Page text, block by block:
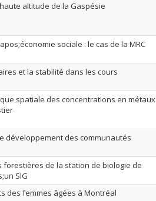
altitude de la Gaspésie
sociale : le cas de la MRC
et la stabilité dans les cours
spatiale des concentrations en métaux
développement des communautés
de la station de biologie de
SIG
des femmes âgées à Montréal